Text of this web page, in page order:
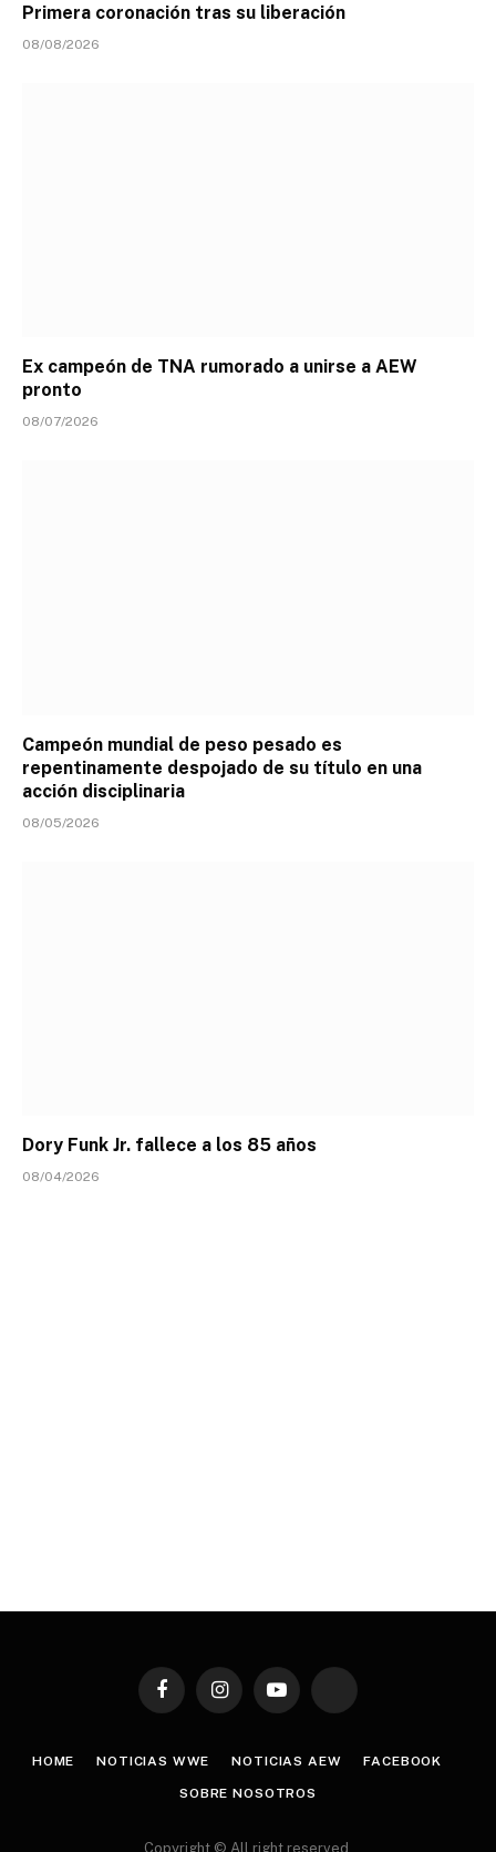
Primera coronación tras su liberación
08/08/2026
Ex campeón de TNA rumorado a unirse a AEW
pronto
08/07/2026
Campeón mundial de peso pesado es
repentinamente despojado de su título en una
acción disciplinaria
08/05/2026
Dory Funk Jr. fallece a los 85 años
08/04/2026
FacebookInstagramYouTube TikTok
HOME NOTICIAS WWE NOTICIAS AEW FACEBOOK
SOBRE NOSOTROS
Copyright © All right reserved.